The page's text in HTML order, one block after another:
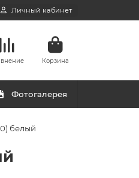
Личный кабинет
Корзина
Фотогалерея
белый